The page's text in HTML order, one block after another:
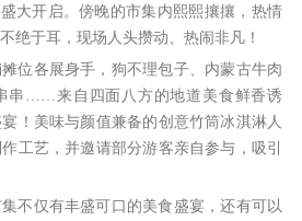
大开启。傍晚的市集内熙熙攘攘，热情
绝于耳，现场人头攒动、热闹非凡！
位各展身手，狗不理包子、内蒙古牛肉
串……来自四面八方的地道美食鲜香诱
！美味与颜值兼备的创意竹筒冰淇淋人
工艺，并邀请部分游客亲自参与，吸引
不仅有丰盛可口的美食盛宴，还有可以